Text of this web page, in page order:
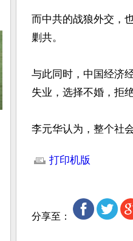
而中共的战狼外交，
剿共。
与此同时，中国经济
失业，选择不婚，拒
李元华认为，整个社
打印机版
分享至：